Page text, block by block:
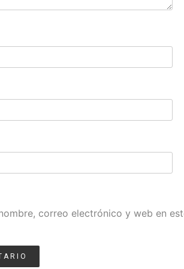
correo electrónico y web en